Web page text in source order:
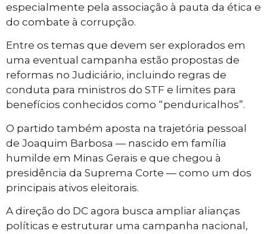
especialmente pela associação à pauta da ética e
do combate à corrupção.
Entre os temas que devem ser explorados em
uma eventual campanha estão propostas de
reformas no Judiciário, incluindo regras de
conduta para ministros do STF e limites para
benefícios conhecidos como “penduricalhos”.
O partido também aposta na trajetória pessoal
de Joaquim Barbosa — nascido em família
humilde em Minas Gerais e que chegou à
presidência da Suprema Corte — como um dos
principais ativos eleitorais.
A direção do DC agora busca ampliar alianças
políticas e estruturar uma campanha nacional,